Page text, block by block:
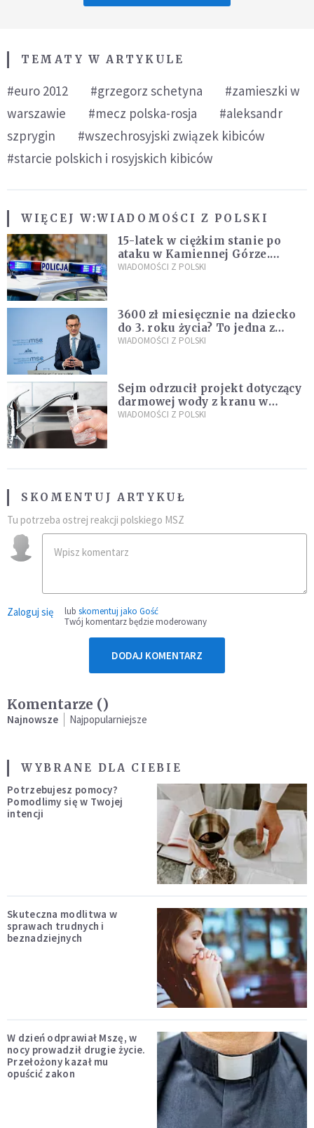
TEMATY W ARTYKULE
#euro 2012 #grzegorz schetyna
#zamieszki w
warszawie
#mecz polska-rosja
#aleksandr
szprygin
#wszechrosyjski związek kibiców
#starcie polskich i rosyjskich kibiców
WIĘCEJ W:WIADOMOŚCI Z POLSKI
15-latek w ciężkim stanie po
ataku w Kamiennej Górze.
Policja zatrzymała dwóch
WIADOMOŚCI Z POLSKI
3600 zł miesięcznie na dziecko
do 3. roku życia? To jedna z
propozycji programu "Rozwój
WIADOMOŚCI Z POLSKI
Sejm odrzucił projekt dotyczący
darmowej wody z kranu w
restauracjach
WIADOMOŚCI Z POLSKI
SKOMENTUJ ARTYKUŁ
Tu potrzeba ostrej reakcji polskiego MSZ
Zaloguj się lub skomentuj jako Gość
Twój komentarz będzie moderowany
DODAJ KOMENTARZ
Komentarze ()
Najnowsze Najpopularniejsze
WYBRANE DLA CIEBIE
Potrzebujesz pomocy?
Pomodlimy się w Twojej
intencji
Skuteczna modlitwa w
sprawach trudnych i
beznadziejnych
W dzień odprawiał Mszę, w
nocy prowadził drugie życie.
Przełożony kazał mu
opuścić zakon